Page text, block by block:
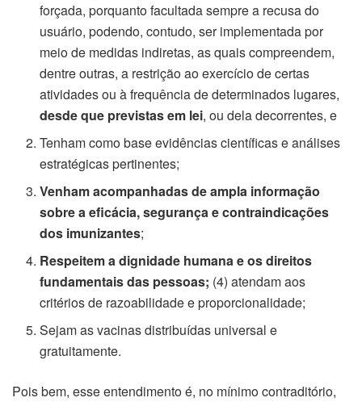
forçada, porquanto facultada sempre a recusa do
usuário, podendo, contudo, ser implementada por
meio de medidas indiretas, as quais compreendem,
dentre outras, a restrição ao exercício de certas
atividades ou à frequência de determinados lugares,
desde que previstas em lei, ou dela decorrentes, e
Tenham como base evidências científicas e análises
estratégicas pertinentes;
Venham acompanhadas de ampla informação
sobre a eficácia, segurança e contraindicações
dos imunizantes;
Respeitem a dignidade humana e os direitos
fundamentais das pessoas; (4) atendam aos
critérios de razoabilidade e proporcionalidade;
Sejam as vacinas distribuídas universal e
gratuitamente.
Pois bem, esse entendimento é, no mínimo contraditório,